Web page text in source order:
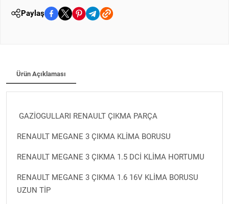
Paylaş
Ürün Açıklaması
GAZİOGULLARI RENAULT ÇIKMA PARÇA
RENAULT MEGANE 3 ÇIKMA KLİMA BORUSU
RENAULT MEGANE 3 ÇIKMA 1.5 DCİ KLİMA HORTUMU
RENAULT MEGANE 3 ÇIKMA 1.6 16V KLİMA BORUSU
UZUN TİP